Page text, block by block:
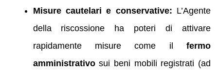
Misure cautelari e conservative: L’Agente
della riscossione ha poteri di attivare
rapidamente misure come il fermo
amministrativosui beni mobili registrati (ad